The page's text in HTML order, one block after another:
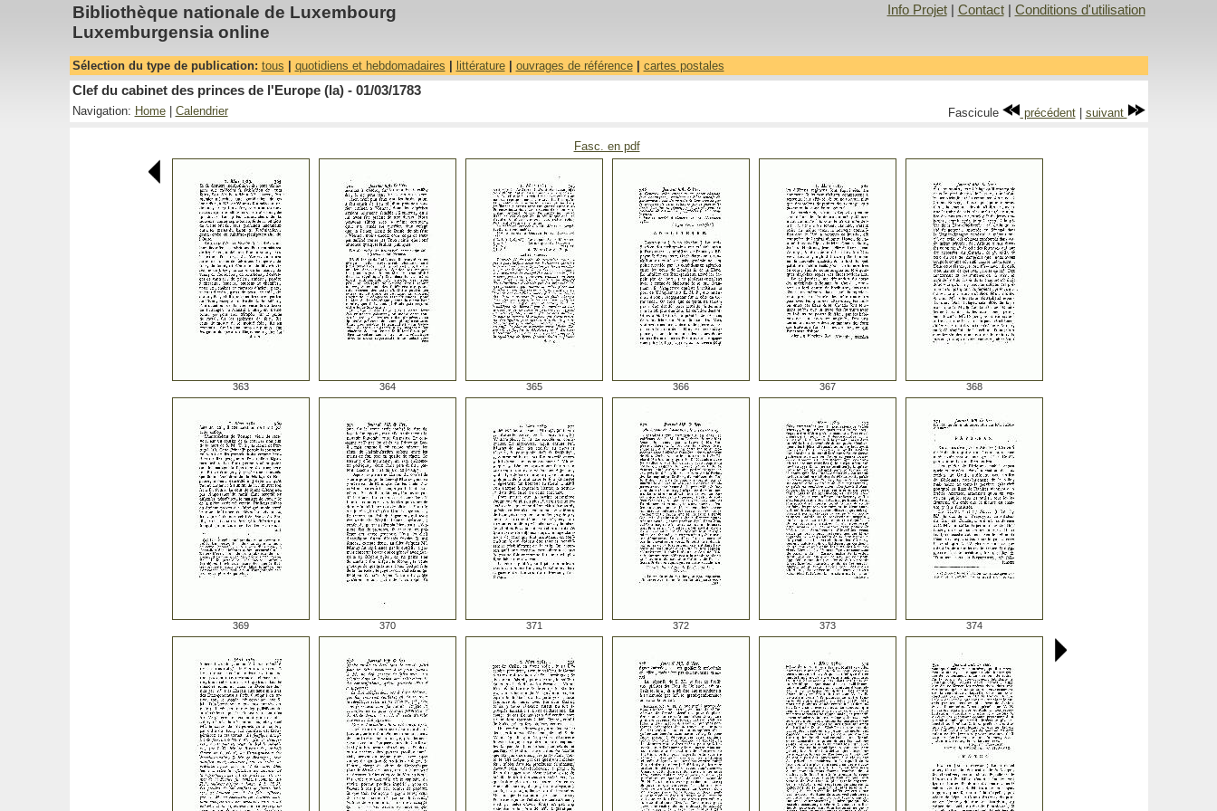
Bibliothèque nationale de Luxembourg
Luxemburgensia online
Info Projet| Contact| Conditions d'utilisation
Sélection du type de publication: tous quotidiens et hebdomadaires littérature| ouvrages de référence| cartes postales
Clef du cabinet des princes de l'Europe (la) - 01/03/1783
Navigation: Home| Calendrier Fascicule précédent| suivant
Fasc. en pdf
363 364 365 366 367 368
369 370 371 372 373 374